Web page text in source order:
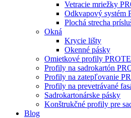
Vetracie mriežky
Odkvapový systém
Plochá strecha
Okná
Krycie lišty
Okenné pásky
Omietkové profily
Profily na sadrokartón
Profily na zatepľovanie
Profily na prevetrávané
Sadrokartonárske pásky
Konštrukčné profily pre
Blog